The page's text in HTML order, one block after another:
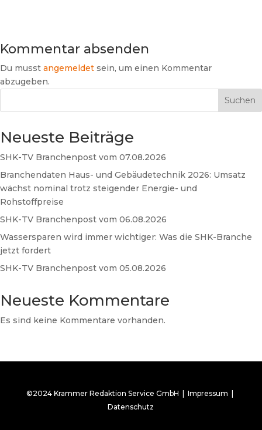
Kommentar absenden
Du musst angemeldet sein, um einen Kommentar
abzugeben.
Suchen
Neueste Beiträge
SHK-TV Branchenpost vom 07.08.2026
Branchendaten Haus- und Gebäudetechnik 2026: Umsatz
wächst nominal trotz steigender Energie- und
Rohstoffpreise
SHK-TV Branchenpost vom 06.08.2026
Wassersparen wird immer wichtiger: Was die SHK-Branche
jetzt fordert
SHK-TV Branchenpost vom 05.08.2026
Neueste Kommentare
Es sind keine Kommentare vorhanden.
©2024 Krammer Redaktion Service GmbH |Impressum
Datenschutz